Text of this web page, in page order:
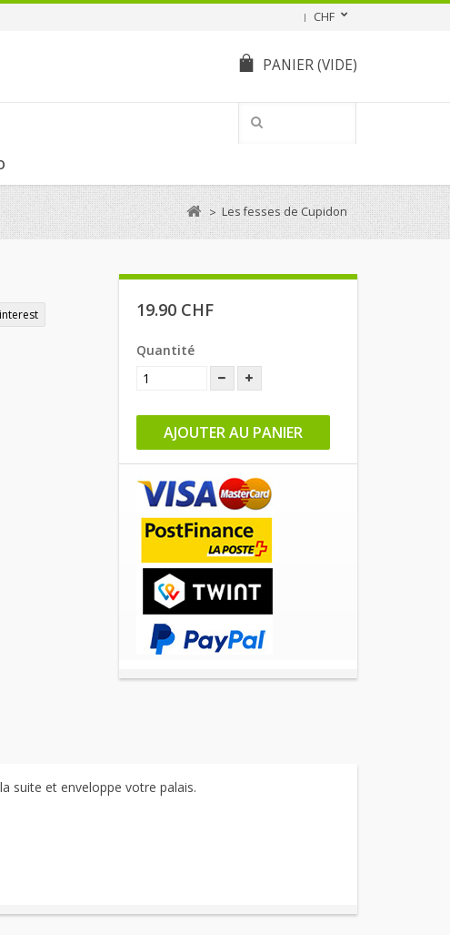
CHF
PANIER(VIDE)
> Les fesses de Cupidon
19.90 CHF
Quantité
AJOUTER AU PANIER
suite et enveloppe votre palais.